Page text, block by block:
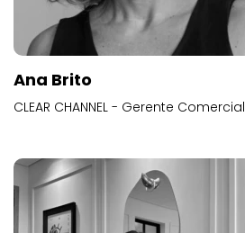
Ana Brito
CLEAR CHANNEL - Gerente Comercial